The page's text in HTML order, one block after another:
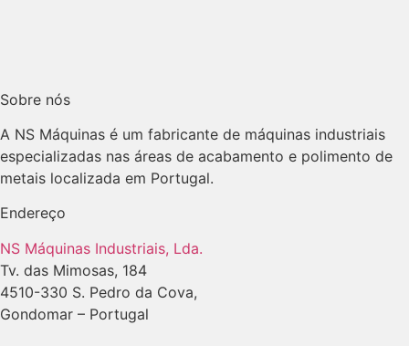
Sobre nós
A NS Máquinas é um fabricante de máquinas industriais
especializadas nas áreas de acabamento e polimento de
metais localizada em Portugal.
Endereço
NS Máquinas Industriais, Lda.
Tv. das Mimosas, 184
4510-330 S. Pedro da Cova,
Gondomar – Portugal